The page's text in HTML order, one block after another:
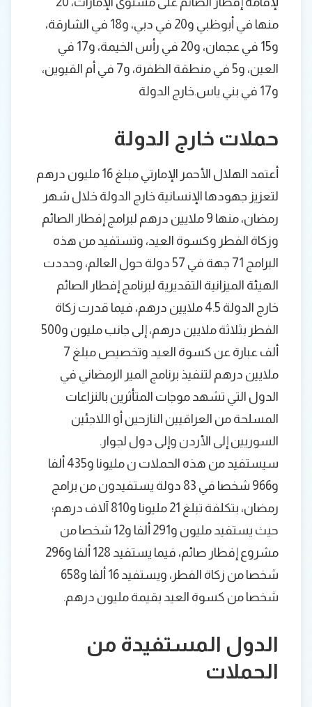
منها في أبوظبي و20 في دبي، و18 في الشارقة،
و15 في عجمان، و20 في رأس الخيمة، و17 في
العين، و5 في منطقة الظفرة، و7 في أم القيوين،
و17 في بني ياس.خارج الدولة
حملات خارج الدولة
أعتمد الهلال الأحمر الإمارتي مبلغ 16 مليون درهم
لتعزيز جهودها الإنسانية خارج الدولة خلال شهر
رمضان، منها 9 ملايين درهم لبرامج إفطار الصائم
وزكاة الفطر وكسوة العيد، وتستفيد من هذه
البرامج 71 جهة في 57 دولة حول العالم، وحددت
الهيئة الميزانية التقديرية لبرنامج إفطار الصائم
خارج الدولة 4.5 ملايين درهم، فيما قدرت زكاة
الفطر بثلاثة ملايين درهم، إلى جانب مليون و500
ألف عبارة عن كسوة العيد وتخصيص مبلغ 7
ملايين درهم لتنفيذ برنامج المير الرمضاني في
الدول التي تشهد موجات المتأثرين بالنزاعات
المسلحة من العراقيين النازحين أو اللاجئين
السوريين إلى الأردن وإلى دول لجوار.
سيستفيد من هذه الحملات ن مليونا و435 ألفا
و966 شخصا في 83 دولة يستفيدون من برامج
رمضان، بتكلفة تبلغ 21 مليونا و810 آلاف درهم؛
حيث يستفيد مليون و291 ألفا و12 شخصا من
مشروع إفطار صائم، فيما يستفيد 128 ألفا و296
شخصا من زكاة الفطر، ويستفيد 16 ألفا و658
شخصا من كسوة العيد بقيمة مليون درهم.
الدول المستفيدة من
الحملات